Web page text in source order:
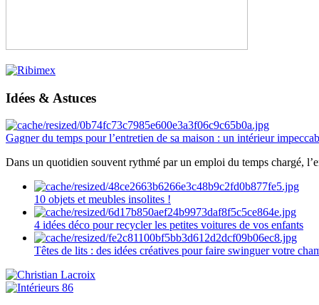
Idées & Astuces
Gagner du temps pour l’entretien de sa maison : un intérieur
Dans un quotidien souvent rythmé par un emploi du temps chargé,
10 objets et meubles insolites !
4 idées déco pour recycler les petites voitures de vos enfants
Têtes de lits : des idées créatives pour faire swinguer votre